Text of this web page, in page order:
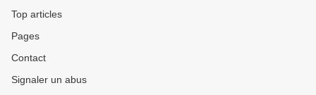
Top articles
Pages
Contact
Signaler un abus